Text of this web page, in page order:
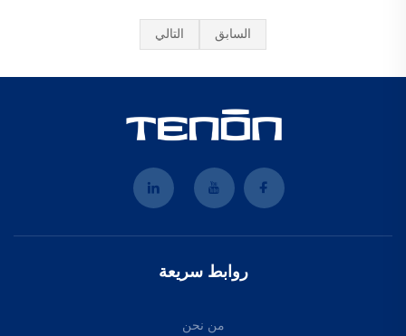
السابق التالي
روابط سريعة
من نحن